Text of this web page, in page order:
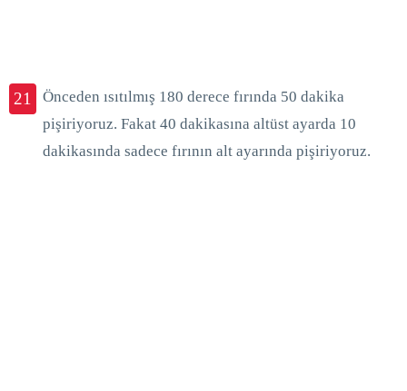
21
Önceden ısıtılmış 180 derece fırında 50 dakika
pişiriyoruz. Fakat 40 dakikasına altüst ayarda 10
dakikasında sadece fırının alt ayarında pişiriyoruz.